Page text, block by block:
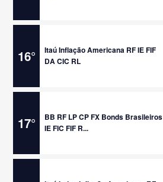
16°
Itaú Inflação Americana RF IE FIF
DA CIC RL
17°
BB RF LP CP FX Bonds Brasileiros
IE FIC FIF R...